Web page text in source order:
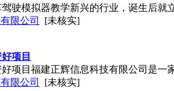
驶模拟器教学新兴的行业，诞生后
限公司 [未核实]
项目
项目福建正辉信息科技有限公司是
限公司 [未核实]